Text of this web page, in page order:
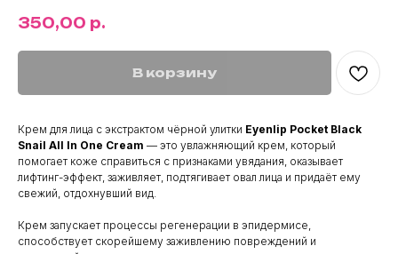
350,00 р.
В корзину
Крем для лица с экстрактом чёрной улитки Eyenlip Pocket Black
Snail All In One Cream — это увлажняющий крем, который
помогает коже справиться с признаками увядания, оказывает
лифтинг-эффект, заживляет, подтягивает овал лица и придаёт ему
свежий, отдохнувший вид.
Крем запускает процессы регенерации в эпидермисе,
способствует скорейшему заживлению повреждений и